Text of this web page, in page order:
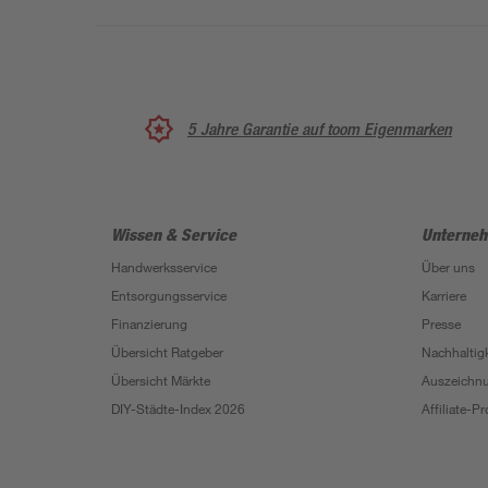
5 Jahre Garantie auf toom Eigenmarken
Wissen & Service
Handwerksservice
Entsorgungsservice
Finanzierung
Übersicht Ratgeber
Übersicht Märkte
DIY-Städte-Index 2026
Über uns
Karriere
Presse
Affiliate-